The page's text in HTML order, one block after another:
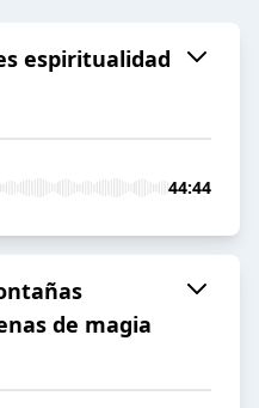
espiritualidad
44:44
de magia